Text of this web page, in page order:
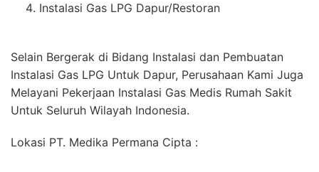
Instalasi Gas LPG Dapur/Restoran
Selain Bergerak di Bidang Instalasi dan Pembuatan
Instalasi Gas LPG Untuk Dapur, Perusahaan Kami Juga
Melayani Pekerjaan Instalasi Gas Medis Rumah Sakit
Untuk Seluruh Wilayah Indonesia.
Lokasi PT. Medika Permana Cipta :